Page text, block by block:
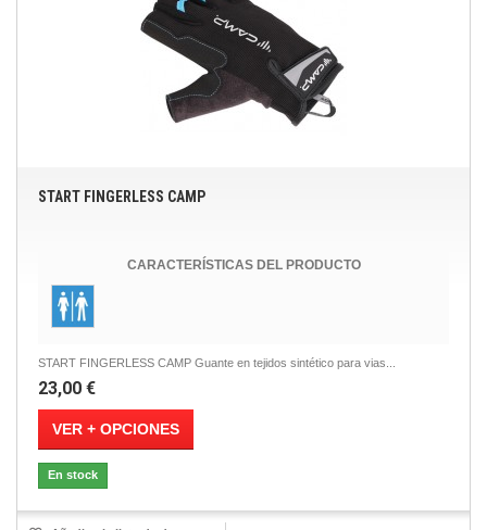
START FINGERLESS CAMP
CARACTERÍSTICAS DEL PRODUCTO
START FINGERLESS CAMP Guante en tejidos sintético para vias...
23,00 €
VER + OPCIONES
En stock